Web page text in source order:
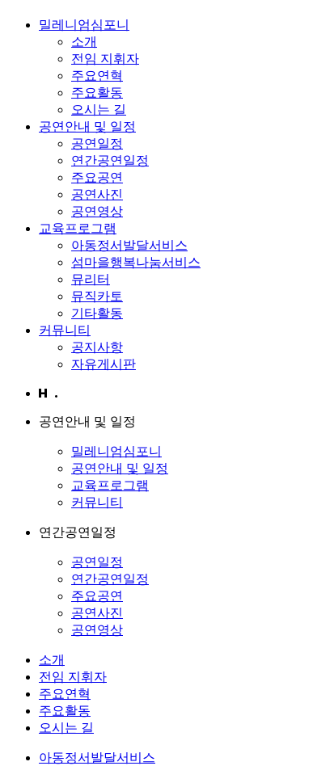
밀레니엄심포니
소개
전임 지휘자
주요연혁
주요활동
오시는 길
공연안내 및 일정
공연일정
연간공연일정
주요공연
공연사진
공연영상
교육프로그램
아동정서발달서비스
섬마을행복나눔서비스
뮤리터
뮤직카토
기타활동
커뮤니티
공지사항
자유게시판
공연안내 및 일정
밀레니엄심포니
공연안내 및 일정
교육프로그램
커뮤니티
연간공연일정
공연일정
연간공연일정
주요공연
공연사진
공연영상
소개
전임 지휘자
주요연혁
주요활동
오시는 길
아동정서발달서비스